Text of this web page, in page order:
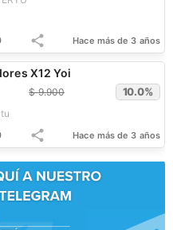
Hace más de 3 años
X12 Yoi
$9.900 10.0%
Hace más de 3 años